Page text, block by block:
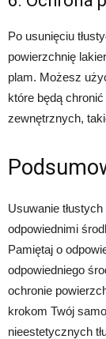
Po usunięciu
powierzchnię
plam. Możesz
które będą
zewnętrznych,
Usuwanie
odpowiednimi
Pamiętaj o
odpowiedniego
ochronie
krokom Twój
nieestetycznych